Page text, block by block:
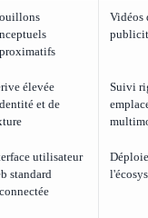
Vidéos
élevée
et de
Suivi
utilisateur
standard